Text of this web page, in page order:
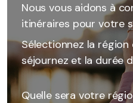
Nous vous aidons à
itinéraires pour votre
Sélectionnez la région
séjournez et la durée
Quelle sera votre